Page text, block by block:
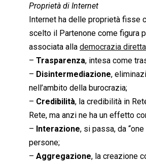
Proprietà di Internet
Internet ha delle proprietà fisse
scelto il Partenone come figura
associata alla democrazia diretta
– Trasparenza, intesa come
– Disintermediazione,
nell’ambito della burocrazia;
– Credibilità, la credibilità in
Rete, ma anzi ne ha un effetto
– Interazione, si passa, da
persone;
– Aggregazione, la creazione